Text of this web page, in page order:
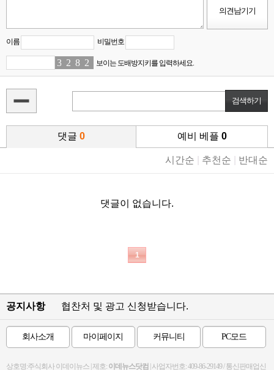
이름 비밀번호
3 2 80 2 보이는 도배방지키를 입력하세요.
댓글 0 예비 베플 0
시간순 추천순 반대순
댓글이 없습니다.
1
공지사항 협찬처 및 광고 신청받습니다.
회사소개 마이페이지 커뮤니티 PC모드
상호명:주식회사 이데이뉴스 | 제호: 이데뉴스닷컴 | 사업자번호: 409-86-29149 / 통신판매업신